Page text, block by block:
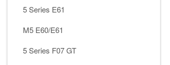
5 Series E61
M5 E60/E61
5 Series F07 GT